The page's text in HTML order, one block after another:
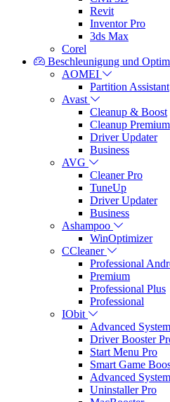
Revit
Inventor Pro
3ds Max
Corel
Beschleunigung und
AOMEI
Partition Assistant
Avast
Cleanup & Boost
Cleanup Premium
Driver Updater
Business
AVG
Cleaner Pro
TuneUp
Driver Updater
Business
Ashampoo
WinOptimizer
CCleaner
Professional
Premium
Professional Plus
Professional
IObit
Advanced
Driver Booster
Start Menu Pro
Smart Game
Advanced
Uninstaller Pro